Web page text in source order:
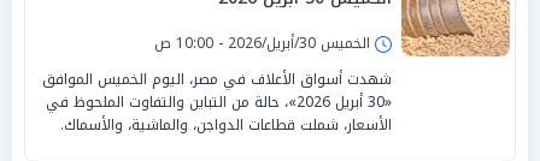
الخميس 30/أبريل/2026 - 10:00 ص
شهدت أسواق الأعلاف في مصر، اليوم الخميس الموافق
«30 أبريل 2026»، حالة من التباين والتفاوت الملحوظ في
الأسعار، شملت قطاعات الدواجن، والماشية، والأسماك.